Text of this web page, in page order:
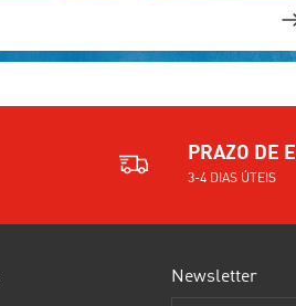
PRAZO DE
3-4 DIAS ÚTEIS
Newsletter